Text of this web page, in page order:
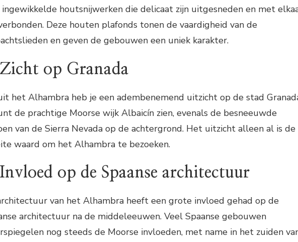
houtsnijwerken die delicaat zijn uitgesneden en met
Deze houten plafonds tonen de vaardigheid van de
en geven de gebouwen een uniek karakter.
op Granada
het Alhambra heb je een adembenemend uitzicht op de stad
de prachtige Moorse wijk Albaicín zien, evenals de besneeuwde
van de Sierra Nevada op de achtergrond. Het uitzicht alleen al is de
waard om het Alhambra te bezoeken.
op de Spaanse architectuur
van het Alhambra heeft een grote invloed gehad op de
architectuur na de middeleeuwen. Veel Spaanse gebouwen
nog steeds de Moorse invloeden, met name in het zuiden